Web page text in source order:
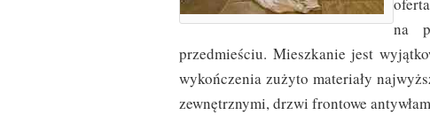
na
przedmieściu. Mieszkanie jest
wykończenia zużyto materiały
zewnętrznymi, drzwi frontowe